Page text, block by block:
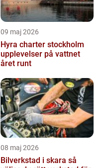
09 maj 2026
Hyra charter stockholm
upplevelser på vattnet
året runt
08 maj 2026
Bilverkstad i skara så